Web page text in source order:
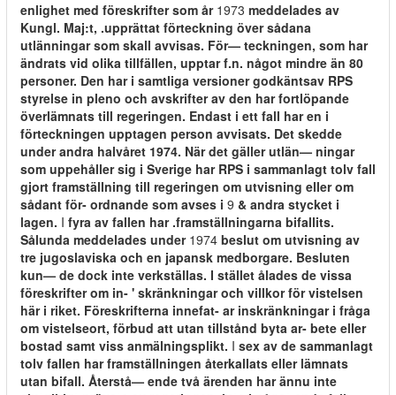
enlighet med föreskrifter som år 1973 meddelades av
Kungl. Maj:t, .upprättat förteckning över sådana
utlänningar som skall avvisas. För— teckningen, som har
ändrats vid olika tillfällen, upptar f.n. något mindre än 80
personer. Den har i samtliga versioner godkäntsav RPS
styrelse in pleno och avskrifter av den har fortlöpande
överlämnats till regeringen. Endast i ett fall har en i
förteckningen upptagen person avvisats. Det skedde
under andra halvåret 1974. När det gäller utlän— ningar
som uppehåller sig i Sverige har RPS i sammanlagt tolv fall
gjort framställning till regeringen om utvisning eller om
sådant för- ordnande som avses i 9 & andra stycket i
lagen. I fyra av fallen har .framställningarna bifallits.
Sålunda meddelades under 1974 beslut om utvisning av
tre jugoslaviska och en japansk medborgare. Besluten
kun— de dock inte verkställas. I stället ålades de vissa
föreskrifter om in- ' skränkningar och villkor för vistelsen
här i riket. Föreskrifterna innefat- ar inskränkningar i fråga
om vistelseort, förbud att utan tillstånd byta ar- bete eller
bostad samt viss anmälningsplikt. I sex av de sammanlagt
tolv fallen har framställningen återkallats eller lämnats
utan bifall. Återstå— ende två ärenden har ännu inte